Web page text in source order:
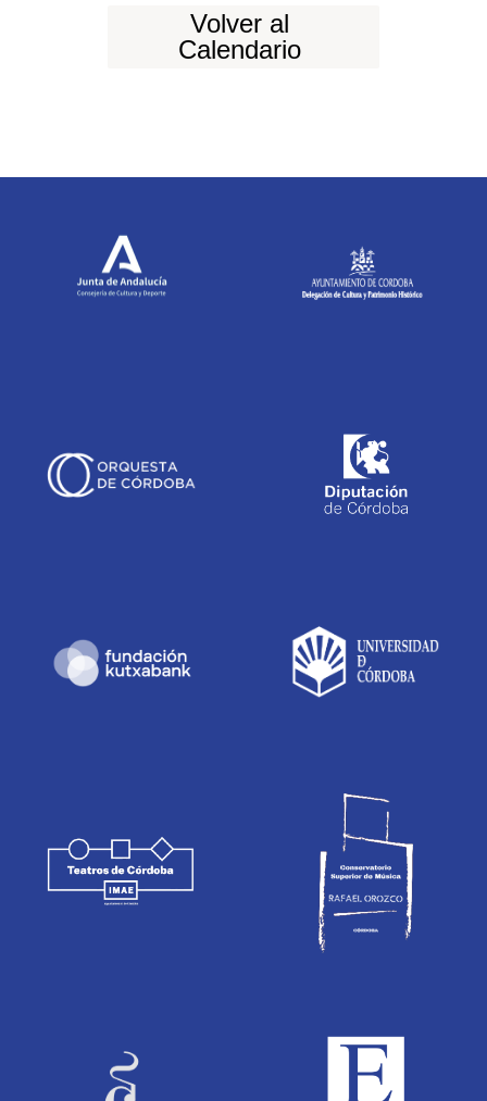
Volver al
Calendario